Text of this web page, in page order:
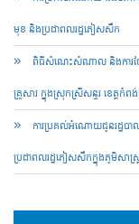
មុខ និងប្រជាពលរដ្ឋភៀសសឹក
ពិធីសំណេះសំណាល និងការ
គ្រួសារ ក្នុងស្រុកស្រីសន្ធរ ខេត្តកំព
ការប្រគល់អំណោយជូនរដ្ឋបាល
ប្រជាពលរដ្ឋភៀសសឹកក្នុងភូមិសាស្ត្